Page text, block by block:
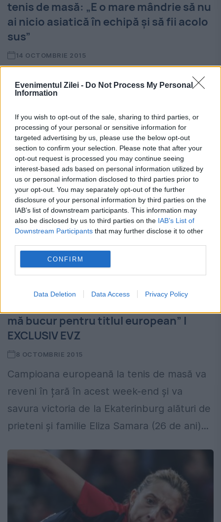
Evenimentul Zilei - Do Not Process My Personal
Information
If you wish to opt-out of the sale, sharing to third parties, or
processing of your personal or sensitive information for
targeted advertising by us, please use the below opt-out
section to confirm your selection. Please note that after your
opt-out request is processed you may continue seeing
interest-based ads based on personal information utilized by
us or personal information disclosed to third parties prior to
your opt-out. You may separately opt-out of the further
disclosure of your personal information by third parties on the
IAB’s list of downstream participants. This information may
also be disclosed by us to third parties on the IAB’s List of
Downstream Participants that may further disclose it to other
CONFIRM
Data Deletion Data Access Privacy Policy
tenis de masă: „E o mare mândrie să nu
ai nicio asiatică în echipă şi să fii acolo
sus”
14 OCTOMBRIE 2015
Europene de tenis de masă de la
cucerit argintul, iar Eliza Samara a triumfat
în proba de simplu. Sportiva...
mă bucur pentru titlul european” |
EXCLUSIV EVZ
8 OCTOMBRIE 2015
Campioana europeană la tenis de masă va
reveni în țară în acest week-end și va
savura victoria de la Ekaterinburg alături de
prieteni și familie Eliza Samara (26 de ani)...